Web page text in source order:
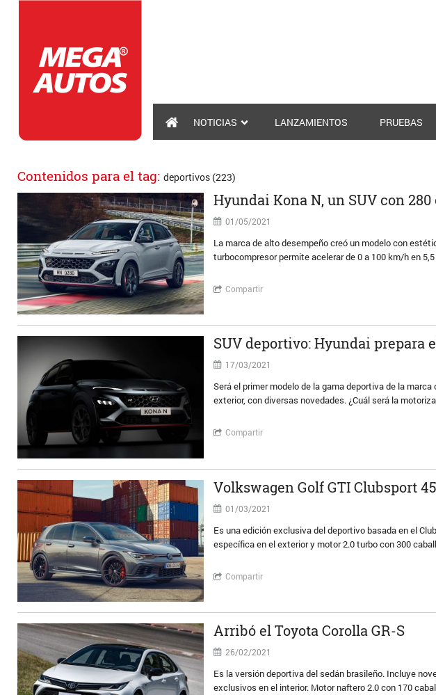
NOTICIAS LANZAMIENTOS PRUEBAS
Contenidos para el tag: deportivos (223)
Hyundai Kona N, un SUV con
01/05/2021
La marca de alto desempeño creó un modelo con
turbocompresor permite acelerar de 0 a 100 km/h en
Compartir
SUV deportivo: Hyundai prepara
17/03/2021
Será el primer modelo de la gama deportiva de la
exterior, con diversas novedades. ¿Cuál será la
Compartir
Volkswagen Golf GTI Clubsport
01/03/2021
Es una edición exclusiva del deportivo basada en el
específica en el exterior y motor 2.0 turbo con 300
Compartir
Arribó el Toyota Corolla GR-S
26/02/2021
Es la versión deportiva del sedán brasileño. Incluye
exclusivos en el interior. Motor naftero 2.0 con 170